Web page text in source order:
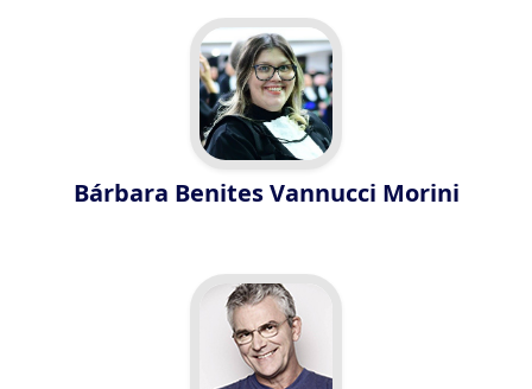
Bárbara Benites Vannucci Morini